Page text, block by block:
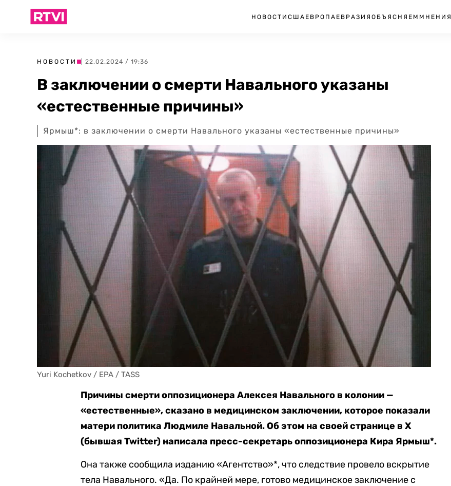
НОВОСТИ США ЕВРОПА ЕВРАЗИЯ ОБЪЯСНЯЕМ МНЕНИЯ
НОВОСТИ | 22.02.2024 / 19:36
В заключении о смерти Навального указаны
«естественные причины»
Ярмыш*: в заключении о смерти Навального указаны «естественные причины»
Yuri Kochetkov / EPA / TASS
Причины смерти оппозиционера Алексея Навального в колонии —
«естественные», сказано в медицинском заключении, которое показали
матери политика Людмиле Навальной. Об этом на своей странице в X
(бывшая Twitter) написала пресс-секретарь оппозиционера Кира Ярмыш*.
Она также сообщила изданию «Агентство»*, что следствие провело вскрытие
тела Навального. «Да. По крайней мере, готово медицинское заключение с